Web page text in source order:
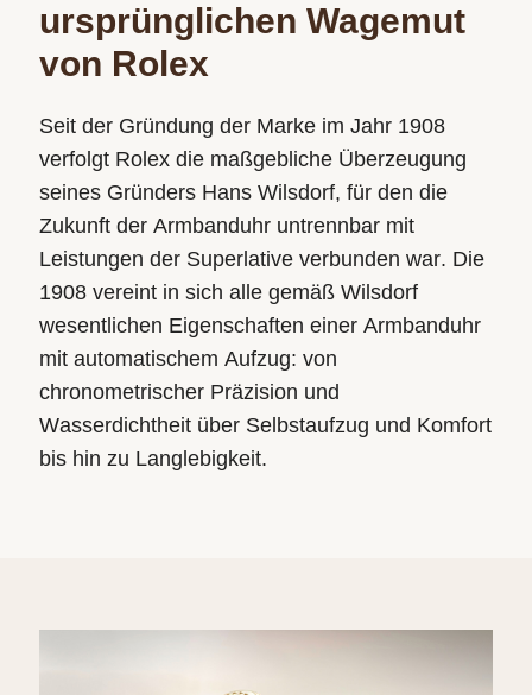
ursprünglichen Wagemut
von Rolex
Seit der Gründung der Marke im Jahr 1908
verfolgt Rolex die maßgebliche Überzeugung
seines Gründers Hans Wilsdorf, für den die
Zukunft der Armbanduhr untrennbar mit
Leistungen der Superlative verbunden war. Die
1908 vereint in sich alle gemäß Wilsdorf
wesentlichen Eigenschaften einer Armbanduhr
mit automatischem Aufzug: von
chronometrischer Präzision und
Wasserdichtheit über Selbstaufzug und Komfort
bis hin zu Langlebigkeit.